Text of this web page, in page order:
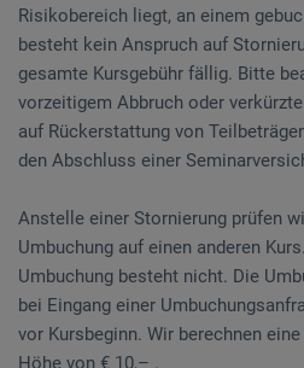
Risikobereich liegt, an einem
besteht kein Anspruch auf
gesamte Kursgebühr fällig. Bitte
vorzeitigem Abbruch oder
auf Rückerstattung von
den Abschluss einer
Anstelle einer Stornierung prüfen
Umbuchung auf einen anderen
Umbuchung besteht nicht. Die
bei Eingang einer
vor Kursbeginn. Wir berechnen
Höhe von € 10,– .